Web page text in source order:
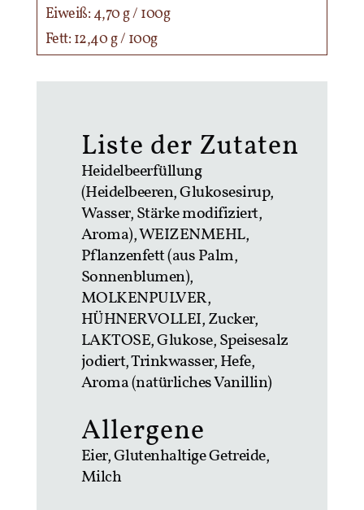
Eiweiß: 4,70 g / 100g
Fett: 12,40 g / 100g
Liste der Zutaten
Heidelbeerfüllung
(Heidelbeeren, Glukosesirup,
Wasser, Stärke modifiziert,
Aroma), WEIZENMEHL,
Pflanzenfett (aus Palm,
Sonnenblumen),
MOLKENPULVER,
HÜHNERVOLLEI, Zucker,
LAKTOSE, Glukose, Speisesalz
jodiert, Trinkwasser, Hefe,
Aroma (natürliches Vanillin)
Allergene
Eier, Glutenhaltige Getreide,
Milch